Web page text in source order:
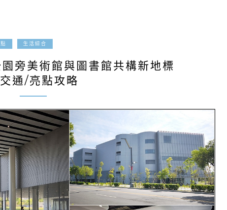
生活綜合
旁美術館與圖書館共構新地標
通/亮點攻略